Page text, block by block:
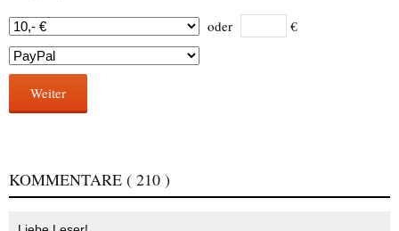
oder €
Weiter
KOMMENTARE ( 210 )